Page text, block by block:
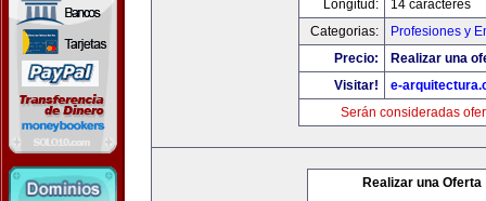
Longitud:
14 caracteres
Categorias:
Profesiones y
Precio:
Realizar una
Visitar!
e-
Serán consideradas
Realizar una Oferta